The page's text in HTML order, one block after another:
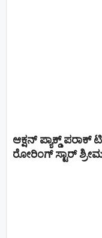
ಆಕ್ಷನ್ ಪ್ಯಾಕ್ಡ್
ರೋರಿಂಗ್ ಸ್ಟಾರ್